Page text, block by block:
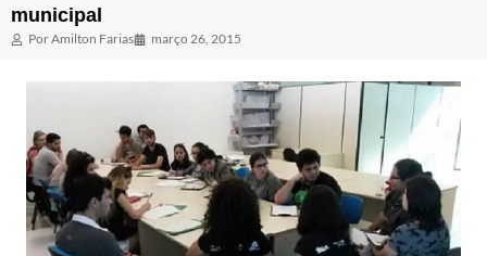
municipal
PorAmilton Farias março 26, 2015